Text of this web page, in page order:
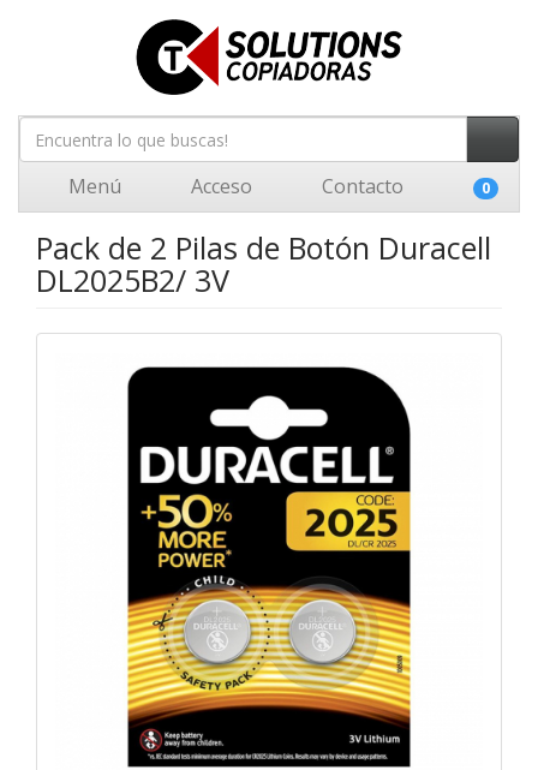
Menú Acceso Contacto 0
Pack de 2 Pilas de Botón Duracell
DL2025B2/ 3V